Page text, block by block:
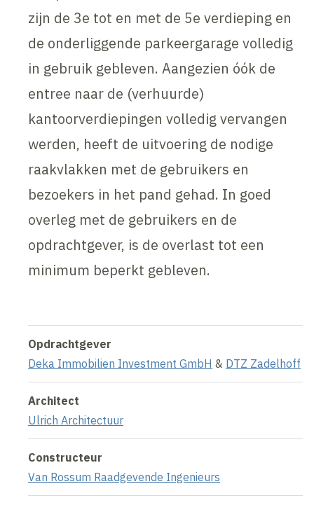
zijn de 3e tot en met de 5e verdieping en
de onderliggende parkeergarage volledig
in gebruik gebleven. Aangezien óók de
entree naar de (verhuurde)
kantoorverdiepingen volledig vervangen
werden, heeft de uitvoering de nodige
raakvlakken met de gebruikers en
bezoekers in het pand gehad. In goed
overleg met de gebruikers en de
opdrachtgever, is de overlast tot een
minimum beperkt gebleven.
Opdrachtgever
Deka Immobilien Investment GmbH & DTZ Zadelhoff
Architect
Ulrich Architectuur
Constructeur
Van Rossum Raadgevende Ingenieurs